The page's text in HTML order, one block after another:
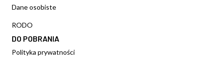
Dane osobiste
RODO
DO POBRANIA
Polityka prywatności